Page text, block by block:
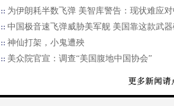
为伊朗耗半数飞弹 美智库警告：现状难应对
中国极音速飞弹威胁美军舰 美国靠这款武
神仙打架，小鬼遭殃
美众院官宣：调查“美国腹地中国协会”